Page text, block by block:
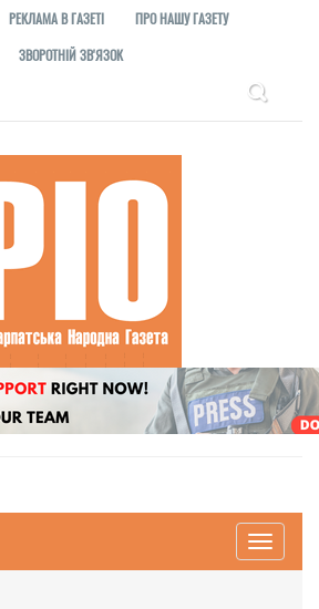
РЕКЛАМА В ГАЗЕТІ
ПРО НАШУ ГАЗЕТУ
ЗВОРОТНІЙ ЗВ'ЯЗОК
Toggle